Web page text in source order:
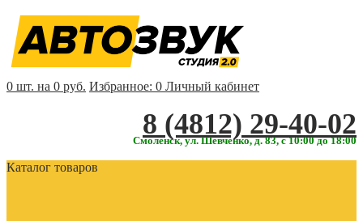
0 шт. на 0 руб. Избранное: 0 Личный кабинет
‎‎8 (4812) 29-40-02
Смоленск, ул. Шевченко, д. 83, с 10:00 до 18:00
Каталог товаров